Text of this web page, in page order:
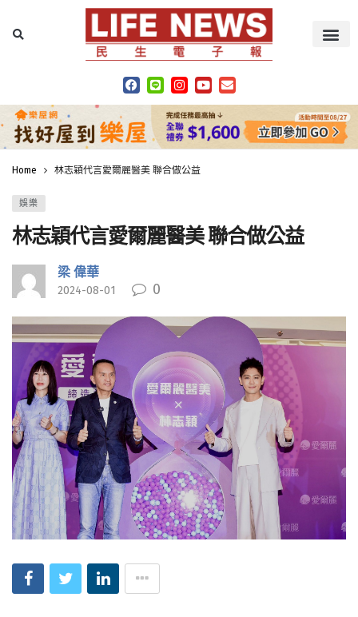
Home 林志穎代言愛爾麗醫美 聯合做公益
娛樂
林志穎代言愛爾麗醫美 聯合做公益
梁 偉華
2024-08-01 0